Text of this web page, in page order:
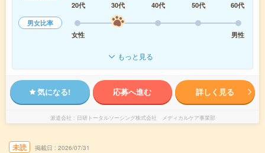
20代
30代 40代 50代
60代
男女比率
女性
男性
もっと見る
気になる! 応募へ進む 詳しく見る
派遣会社 日研トータルソーシング株式会社 メディカルケア事業部
未読 掲載日 2026/07/31